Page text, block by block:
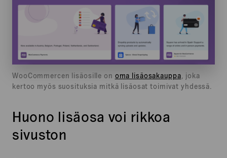
WooCommercen lisäosille on oma lisäosakauppa , joka
kertoo myös suosituksia mitkä lisäosat toimivat yhdessä.
Huono lisäosa voi rikkoa
sivuston